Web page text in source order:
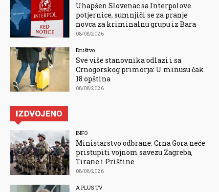
Uhapšen Slovenac sa Interpolove
potjernice, sumnjiči se za pranje
novca za kriminalnu grupu iz Bara
08/08/2026
Društvo
Sve više stanovnika odlazi i sa
Crnogorskog primorja: U minusu čak
18 opština
08/08/2026
IZDVOJENO
INFO
Ministarstvo odbrane: Crna Gora neće
pristupiti vojnom savezu Zagreba,
Tirane i Prištine
08/08/2026
A PLUS TV